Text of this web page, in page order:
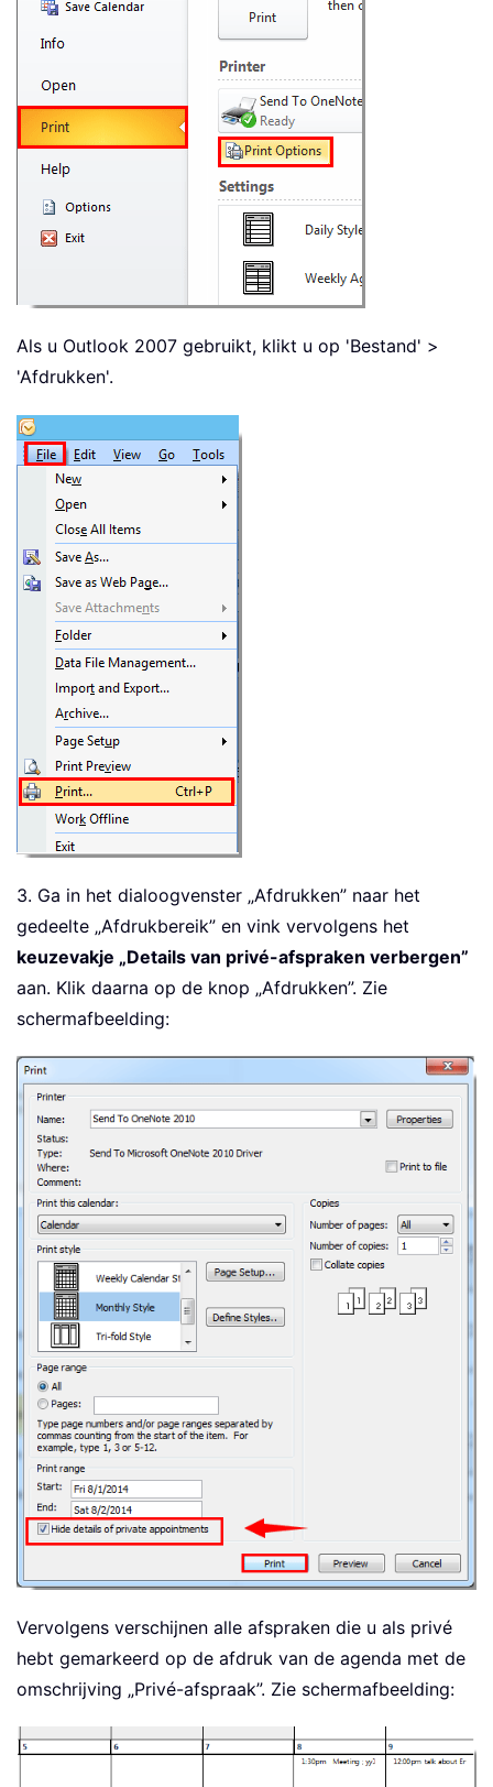
Als u Outlook 2007 gebruikt, klikt u op 'Bestand' >
'Afdrukken'.
3. Ga in het dialoogvenster „Afdrukken” naar het
gedeelte „Afdrukbereik” en vink vervolgens het
keuzevakje „Details van privé-afspraken verbergen”
aan. Klik daarna op de knop „Afdrukken”. Zie
schermafbeelding:
Vervolgens verschijnen alle afspraken die u als privé
hebt gemarkeerd op de afdruk van de agenda met de
omschrijving „Privé-afspraak”. Zie schermafbeelding: